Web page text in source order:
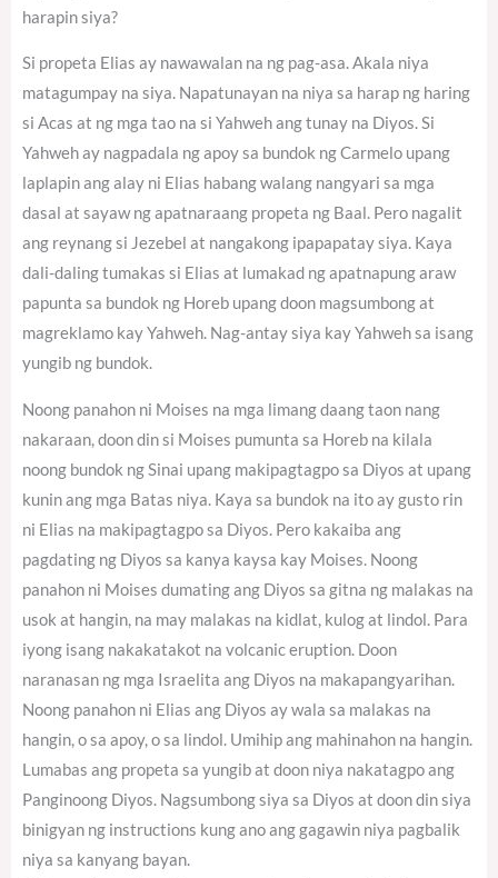
harapin siya?
Si propeta Elias ay nawawalan na ng pag-asa. Akala niya
matagumpay na siya. Napatunayan na niya sa harap ng haring
si Acas at ng mga tao na si Yahweh ang tunay na Diyos. Si
Yahweh ay nagpadala ng apoy sa bundok ng Carmelo upang
laplapin ang alay ni Elias habang walang nangyari sa mga
dasal at sayaw ng apatnaraang propeta ng Baal. Pero nagalit
ang reynang si Jezebel at nangakong ipapapatay siya. Kaya
dali-daling tumakas si Elias at lumakad ng apatnapung araw
papunta sa bundok ng Horeb upang doon magsumbong at
magreklamo kay Yahweh. Nag-antay siya kay Yahweh sa isang
yungib ng bundok.
Noong panahon ni Moises na mga limang daang taon nang
nakaraan, doon din si Moises pumunta sa Horeb na kilala
noong bundok ng Sinai upang makipagtagpo sa Diyos at upang
kunin ang mga Batas niya. Kaya sa bundok na ito ay gusto rin
ni Elias na makipagtagpo sa Diyos. Pero kakaiba ang
pagdating ng Diyos sa kanya kaysa kay Moises. Noong
panahon ni Moises dumating ang Diyos sa gitna ng malakas na
usok at hangin, na may malakas na kidlat, kulog at lindol. Para
iyong isang nakakatakot na volcanic eruption. Doon
naranasan ng mga Israelita ang Diyos na makapangyarihan.
Noong panahon ni Elias ang Diyos ay wala sa malakas na
hangin, o sa apoy, o sa lindol. Umihip ang mahinahon na hangin.
Lumabas ang propeta sa yungib at doon niya nakatagpo ang
Panginoong Diyos. Nagsumbong siya sa Diyos at doon din siya
binigyan ng instructions kung ano ang gagawin niya pagbalik
niya sa kanyang bayan.